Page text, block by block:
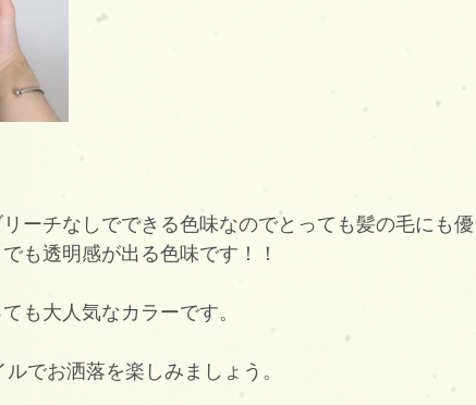
ーチなしでできる色味なのでとっても髪の毛にも
も透明感が出る色味です！！
も大人気なカラーです。
でお洒落を楽しみましょう。